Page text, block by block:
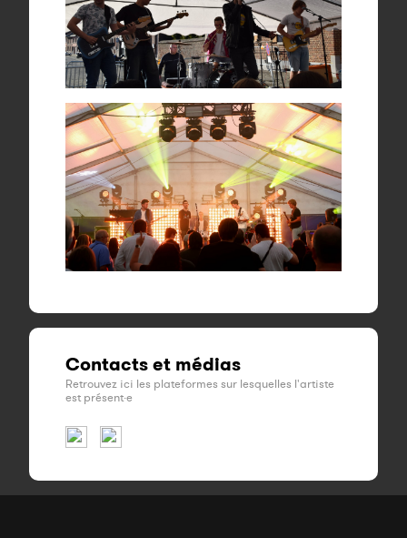
Contacts et médias
Retrouvez ici les plateformes sur lesquelles l'artiste
est présent·e